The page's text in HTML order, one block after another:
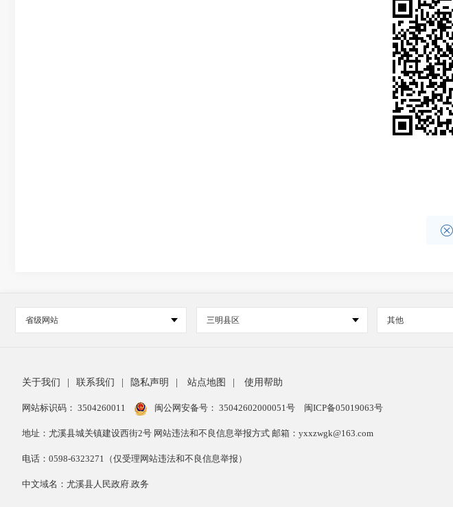

省级网站 三明县区 其他
关于我们 联系我们 隐私声明 站点地图 使用帮助
网站标识码： 3504260011 闽公网安备号： 35042602000051号 闽ICP备05019063号
地址：尤溪县城关镇建设西街2号 网站违法和不良信息举报方式 邮箱：yxxzwgk@163.com
电话：0598-6323271（仅受理网站违法和不良信息举报）
中文域名：尤溪县人民政府.政务